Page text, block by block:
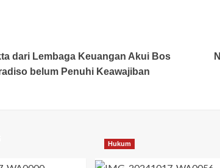
dari Lembaga Keuangan Akui Bos
belum Penuhi Keawajiban
Hukum